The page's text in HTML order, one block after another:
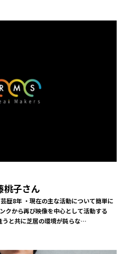
桃子さん
歴8年 ・現在の主な活動について簡単に
クから再び映像を中心として活動する
うと共に芝居の環境が鈍らな…